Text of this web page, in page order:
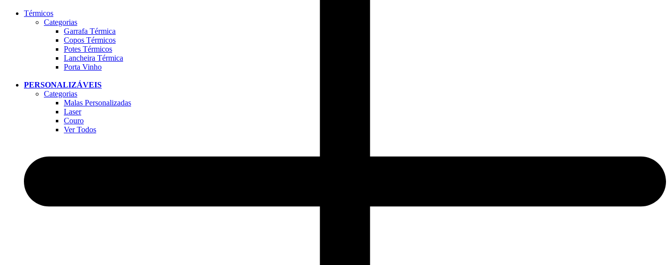
Térmicos
Categorias
Garrafa Térmica
Copos Térmicos
Potes Térmicos
Lancheira Térmica
Porta Vinho
PERSONALIZÁVEIS
Categorias
Malas Personalizadas
Laser
Couro
Ver Todos